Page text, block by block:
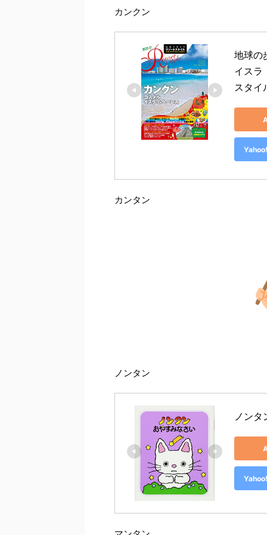
カンクン
地球の
イスラ
スタイ
カンタン
ノンタン
ノン